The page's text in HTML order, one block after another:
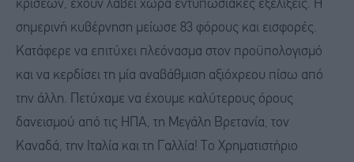
κρίσεων, έχουν λάβει χώρα εντυπωσιακές εξελίξεις. Η
σημερινή κυβέρνηση μείωσε 83 φόρους και εισφορές.
Κατάφερε να επιτύχει πλεόνασμα στον προϋπολογισμό
και να κερδίσει τη μία αναβάθμιση αξιόχρεου πίσω από
την άλλη. Πετύχαμε να έχουμε καλύτερους όρους
δανεισμού από τις ΗΠΑ, τη Μεγάλη Βρετανία, τον
Καναδά, την Ιταλία και τη Γαλλία! Το Χρηματιστήριο